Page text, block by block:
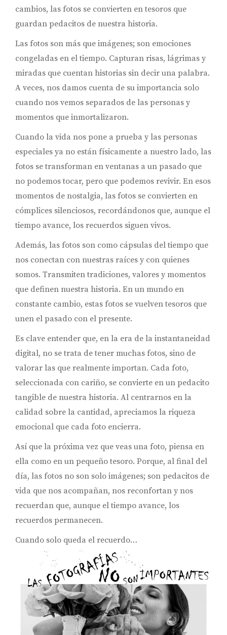
cambios, las fotos se convierten en tesoros que
guardan pedacitos de nuestra historia.
Las fotos son más que imágenes; son emociones
congeladas en el tiempo. Capturan risas, lágrimas y
miradas que cuentan historias sin decir una palabra.
A veces, nos damos cuenta de su importancia solo
cuando nos vemos separados de las personas y
momentos que inmortalizaron.
Cuando la vida nos pone a prueba y las personas
especiales ya no están físicamente a nuestro lado, las
fotos se transforman en ventanas a un pasado que
no podemos tocar, pero que podemos revivir. En esos
momentos de nostalgia, las fotos se convierten en
cómplices silenciosos, recordándonos que, aunque el
tiempo avance, los recuerdos siguen vivos.
Además, las fotos son como cápsulas del tiempo que
nos conectan con nuestras raíces y con quienes
somos. Transmiten tradiciones, valores y momentos
que definen nuestra historia. En un mundo en
constante cambio, estas fotos se vuelven tesoros que
unen el pasado con el presente.
Es clave entender que, en la era de la instantaneidad
digital, no se trata de tener muchas fotos, sino de
valorar las que realmente importan. Cada foto,
seleccionada con cariño, se convierte en un pedacito
tangible de nuestra historia. Al centrarnos en la
calidad sobre la cantidad, apreciamos la riqueza
emocional que cada foto encierra.
Así que la próxima vez que veas una foto, piensa en
ella como en un pequeño tesoro. Porque, al final del
día, las fotos no son solo imágenes; son pedacitos de
vida que nos acompañan, nos reconfortan y nos
recuerdan que, aunque el tiempo avance, los
recuerdos permanecen.
Cuando solo queda el recuerdo…